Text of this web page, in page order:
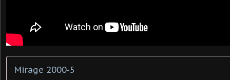
Mirage 2000-5